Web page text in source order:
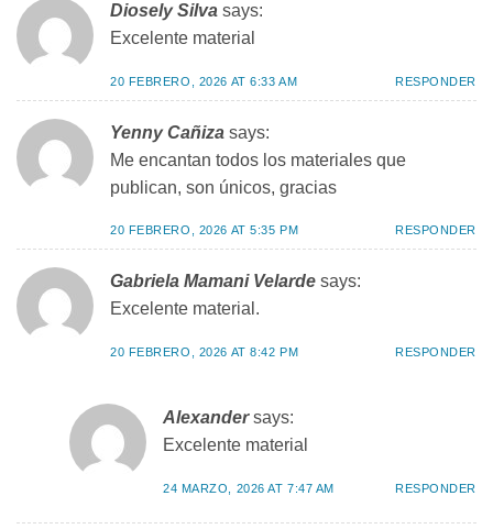
Diosely Silva says:
Excelente material
20 FEBRERO, 2026 AT 6:33 AM RESPONDER
Yenny Cañiza says:
Me encantan todos los materiales que
publican, son únicos, gracias
20 FEBRERO, 2026 AT 5:35 PM RESPONDER
Gabriela Mamani Velarde says:
Excelente material.
20 FEBRERO, 2026 AT 8:42 PM RESPONDER
Alexander says:
Excelente material
24 MARZO, 2026 AT 7:47 AM RESPONDER